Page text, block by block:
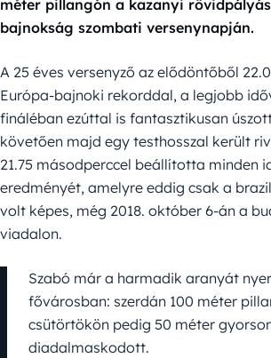
méter pillangón a kazanyi
bajnokság szombati versenynapján.
A 25 éves versenyző az elődöntőből
Európa-bajnoki rekorddal, a legjobb
fináléban ezúttal is fantasztikusan
követően majd egy testhosszal került
21.75 másodperccel beállította minden
eredményét, amelyre eddig csak a
volt képes, még 2018. október 6-án a
viadalon.
Szabó már a harmadik aranyát
fővárosban: szerdán 100 méter
csütörtökön pedig 50 méter
diadalmaskodott.